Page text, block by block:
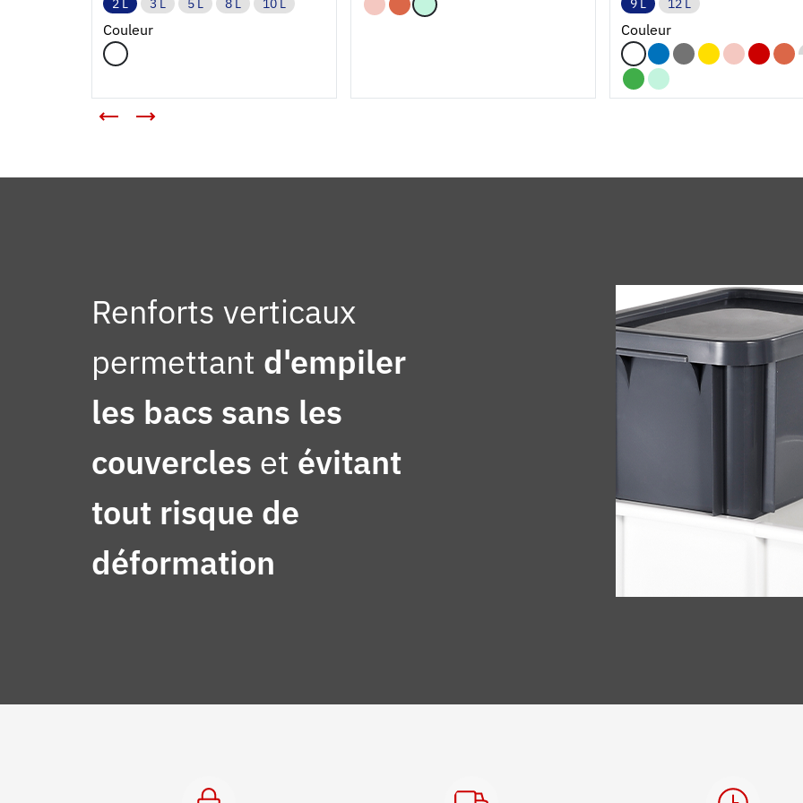
2 L 3 L 5 L 8 L 10 L
Couleur
9 L 12 L
Couleur
Renforts verticaux
permettant d'empiler
les bacs sans les
couvercles et évitant
tout risque de
déformation